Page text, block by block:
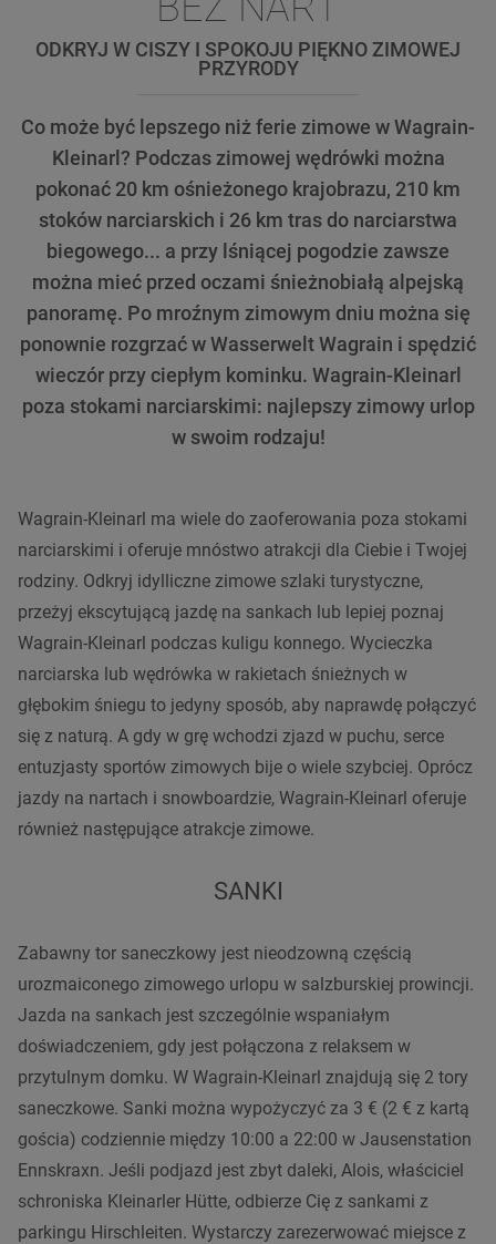
ODKRYJ W CISZY I SPOKOJU PIĘKNO ZIMOWEJ
PRZYRODY
Co może być lepszego niż ferie zimowe w Wagrain-
Kleinarl? Podczas zimowej wędrówki można
pokonać 20 km ośnieżonego krajobrazu, 210 km
stoków narciarskich i 26 km tras do narciarstwa
biegowego... a przy lśniącej pogodzie zawsze
można mieć przed oczami śnieżnobiałą alpejską
panoramę. Po mroźnym zimowym dniu można się
ponownie rozgrzać w Wasserwelt Wagrain i spędzić
wieczór przy ciepłym kominku. Wagrain-Kleinarl
poza stokami narciarskimi: najlepszy zimowy urlop
w swoim rodzaju!
Wagrain-Kleinarl ma wiele do zaoferowania poza stokami
narciarskimi i oferuje mnóstwo atrakcji dla Ciebie i Twojej
rodziny. Odkryj idylliczne zimowe szlaki turystyczne,
przeżyj ekscytującą jazdę na sankach lub lepiej poznaj
Wagrain-Kleinarl podczas kuligu konnego. Wycieczka
narciarska lub wędrówka w rakietach śnieżnych w
głębokim śniegu to jedyny sposób, aby naprawdę połączyć
się z naturą. A gdy w grę wchodzi zjazd w puchu, serce
entuzjasty sportów zimowych bije o wiele szybciej. Oprócz
jazdy na nartach i snowboardzie, Wagrain-Kleinarl oferuje
również następujące atrakcje zimowe.
SANKI
Zabawny tor saneczkowy jest nieodzowną częścią
urozmaiconego zimowego urlopu w salzburskiej prowincji.
Jazda na sankach jest szczególnie wspaniałym
doświadczeniem, gdy jest połączona z relaksem w
przytulnym domku. W Wagrain-Kleinarl znajdują się 2 tory
saneczkowe. Sanki można wypożyczyć za 3 € (2 € z kartą
gościa) codziennie między 10:00 a 22:00 w Jausenstation
Ennskraxn. Jeśli podjazd jest zbyt daleki, Alois, właściciel
schroniska Kleinarler Hütte, odbierze Cię z sankami z
parkingu Hirschleiten. Wystarczy zarezerwować miejsce z